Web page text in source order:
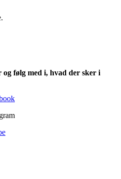
og følg med i, hvad der sker i